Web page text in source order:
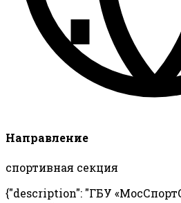
Направление
спортивная секция
{"description": "ГБУ